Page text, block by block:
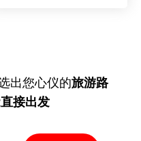
出您心仪的旅游路
直接出发